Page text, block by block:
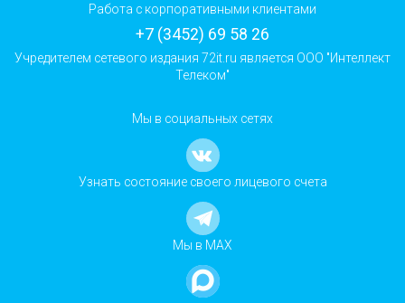
Работа с корпоративными клиентами
+7 (3452) 69 58 26
Учредителем сетевого издания 72it.ru является ООО "Интеллект
Телеком"
Мы в социальных сетях
Узнать состояние своего лицевого счета
Мы в MAX